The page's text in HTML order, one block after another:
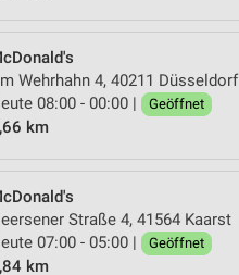
Wehrhahn 4, 40211 Düsseldorf
08:00 - 00:00 |
Geöffnet
km
Straße 4, 41564 Kaarst
07:00 - 05:00 |
Geöffnet
km